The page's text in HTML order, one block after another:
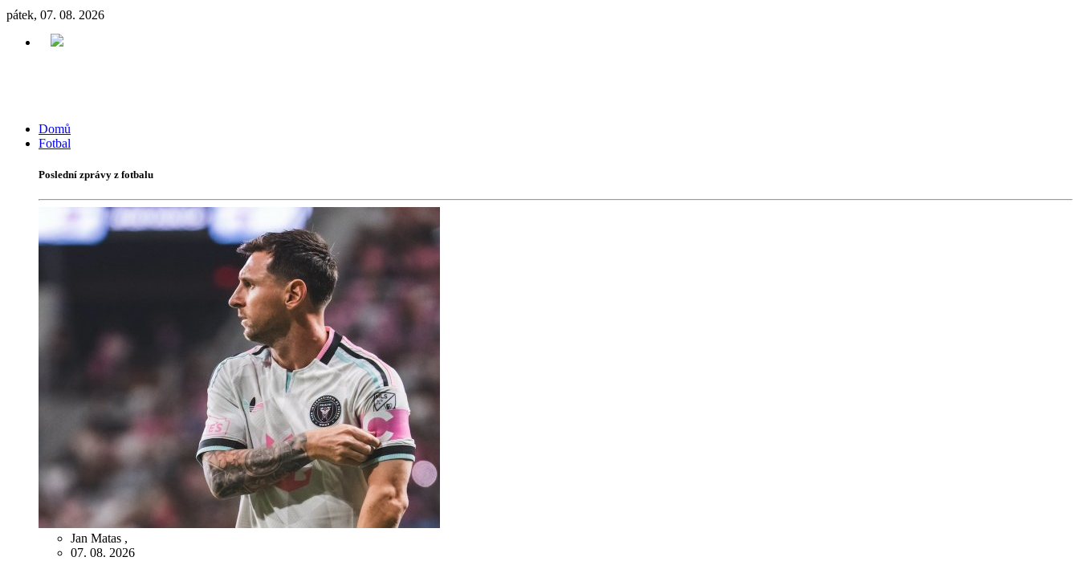
pátek, 07. 08. 2026
Domů
Fotbal
Poslední zprávy z fotbalu
Jan Matas ,
07. 08. 2026